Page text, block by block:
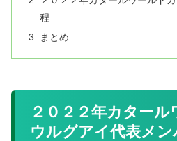
程
まとめ
２０２２年カター
ウルグアイ代表メン